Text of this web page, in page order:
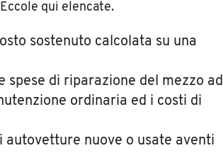
qui elencate.
sostenuto calcolata su una
spese di riparazione del mezzo ad
ordinaria ed i costi di
autovetture nuove o usate aventi